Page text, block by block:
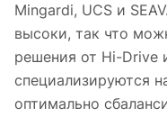
Mingardi, UCS и
высоки, так что
решения от Hi-Drive
специализируются
оптимально